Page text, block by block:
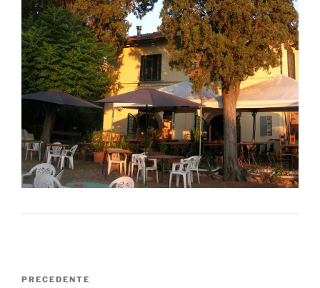
Articolo
PRECEDENTE